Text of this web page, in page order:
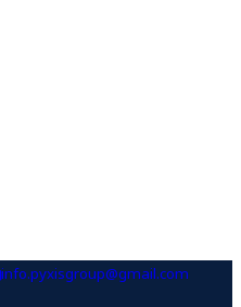
info.pyxisgroup@gmail.com